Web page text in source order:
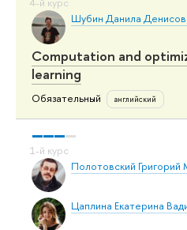
Шубин Данила
Computation and
learning
Обязательный английский
Полотовский Григорий
Цаплина Екатерина